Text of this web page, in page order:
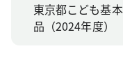
東京都こども基
品（2024年度）